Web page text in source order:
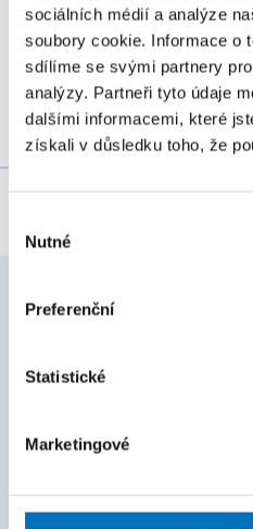
sociálních médií a analýze
soubory cookie. Informace o
sdílíme se svými partnery
analýzy. Partneři tyto údaje
dalšími informacemi, které
získali v důsledku toho, že
souhlasu
Nutné
Preferenční
Statistické
Marketingové
StringMasters sdružuje
řetězcových algoritmů na
mladší a zejména...
Harmonogram akademického
Průvodce studiem